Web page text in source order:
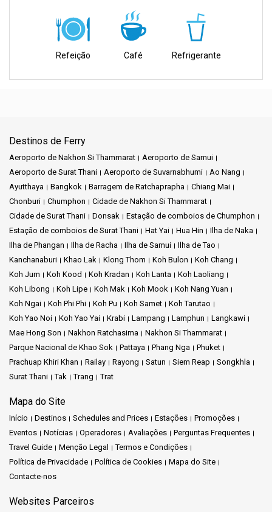
A Phantip Travel é especializada em oferecer serviços de ferry de
beleza da Tailândia com facilidade, desde ilhas deslumbrantes até
Principais Características:
Conexões Confiáveis:Nossos serviços de ferry criam ligações
confiáveis entre vários destinos, garantindo experiências de
Conforto e Segurança:A Phantip Travel prioriza o seu bem-estar,
proporcionando viagens confortáveis e seguras, com foco na
segurança.
Destinos Diversificados:Explore uma variedade de destinos
Foco no Cliente:Você é a nossa prioridade, trabalhamos duro
para criar experiências fantásticas para você.
Visão Geral: Alguns dos Destinos que Oferecemos
Aventura em Koh Samui:
Samui, onde praias deslumbrantes e uma cultura vibrante esperam
por você.
Escapada em Koh Phangan:
Mergulhe na beleza serena e na
atmosfera animada de Koh Phangan.
vida marinha fascinante de
Refeição Café Refrigerante
Destinos de Ferry
Aeroporto de Nakhon Si Thammarat
Aeroporto de Samui
Aeroporto de Surat Thani
Aeroporto de Suvarnabhumi
Ao Nang
Ayutthaya
Bangkok Barragem de Ratchaprapha
Chiang Mai
Chonburi
Chumphon
Cidade de Nakhon Si Thammarat
Cidade de Surat Thani
Donsak
Estação de comboios de Chumphon
Estação de comboios de Surat Thani
Hat Yai Hua Hin
Ilha de Naka
Ilha de Phangan
Ilha de Racha Ilha de Samui
Ilha de Tao
Kanchanaburi
Khao Lak Klong Thom Koh Bulon
Koh Chang
Koh Jum
Koh Kood Koh Kradan Koh Lanta
Koh Laoliang
Koh Libong
Koh Lipe Koh Mak Koh Mook
Koh Nang Yuan
Koh Ngai
Koh Phi Phi Koh Pu Koh Samet
Koh Tarutao
Koh Yao Noi
Koh Yao Yai Krabi Lampang Lamphun
Langkawi
Mae Hong Son
Nakhon Ratchasima
Nakhon Si Thammarat
Parque Nacional de Khao Sok
Pattaya Phang Nga
Phuket
Prachuap Khiri Khan
Railay Rayong Satun Siem Reap
Songkhla
Surat Thani
Tak Trang Trat
Mapa do Site
Início Destinos Schedules and Prices Estações
Promoções
Eventos
Notícias Operadores Avaliações
Perguntas Frequentes
Travel Guide
Menção Legal
Termos e Condições
Política de Privacidade
Política de Cookies
Mapa do Site
Contacte-nos
Websites Parceiros